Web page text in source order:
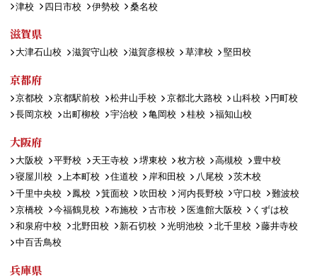
津校 四日市校 伊勢校 桑名校
滋賀県
大津石山校 滋賀守山校 滋賀彦根校 草津校 堅田校
京都府
京都校 京都駅前校 松井山手校 京都北大路校 山科校
円町校
長岡京校
出町柳校 宇治校 亀岡校 桂校 福知山校
大阪府
大阪校 平野校 天王寺校 堺東校 枚方校 高槻校
豊中校
寝屋川校
上本町校 住道校 岸和田校 八尾校
茨木校
千里中央校
鳳校 箕面校 吹田校 河内長野校 守口校
難波校
京橋校
今福鶴見校 布施校 古市校 医進館大阪校
くずは校
和泉府中校
北野田校 新石切校 光明池校 北千里校
藤井寺校
中百舌鳥校
兵庫県